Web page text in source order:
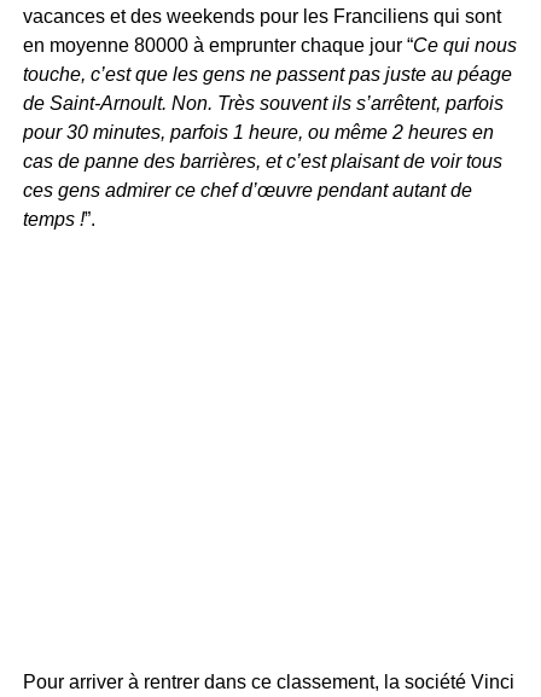
vacances et des weekends pour les Franciliens qui sont
en moyenne 80000 à emprunter chaque jour “Ce qui nous
touche, c’est que les gens ne passent pas juste au péage
de Saint-Arnoult. Non. Très souvent ils s’arrêtent, parfois
pour 30 minutes, parfois 1 heure, ou même 2 heures en
cas de panne des barrières, et c’est plaisant de voir tous
ces gens admirer ce chef d’œuvre pendant autant de
temps !”.
Pour arriver à rentrer dans ce classement, la société Vinci